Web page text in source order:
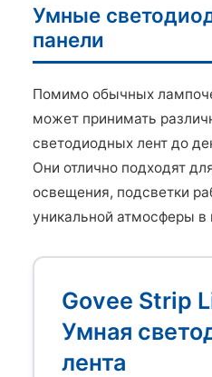
Умные
панели
Помимо обычных
может принимать
светодиодных лент до
Они отлично подходят
освещения, подсветки
уникальной атмосферы в
Govee Strip
Умная
лента